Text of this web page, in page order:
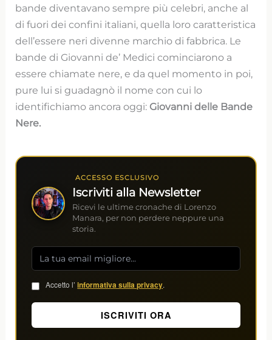
bande diventavano sempre più celebri, anche al
di fuori dei confini italiani, quella loro caratteristica
dell’essere neri divenne marchio di fabbrica. Le
bande di Giovanni de’ Medici cominciarono a
essere chiamate nere, e da quel momento in poi,
pure lui si guadagnò il nome con cui lo
identifichiamo ancora oggi: Giovanni delle Bande
Nere.
ACCESSO ESCLUSIVO
Iscriviti alla Newsletter
Ricevi le ultime cronache di Lorenzo
Manara, per non perdere neppure una
storia.
Accetto l’informativa sulla privacy.